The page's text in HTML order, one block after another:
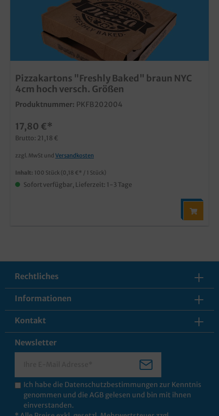
Pizzakartons "Freshly Baked" braun NYC
4cm hoch versch. Größen
Produktnummer: PKFB202004
17,80 €*
Brutto: 21,18 €
zzgl. MwSt und Versandkosten
Inhalt: 100 Stück (0,18 €* / 1 Stück)
Sofort verfügbar, Lieferzeit: 1-3 Tage
Rechtliches
Informationen
Kontakt
Newsletter
Ich habe die Datenschutzbestimmungen zur Kenntnis
genommen und die AGB gelesen und bin mit ihnen
einverstanden.